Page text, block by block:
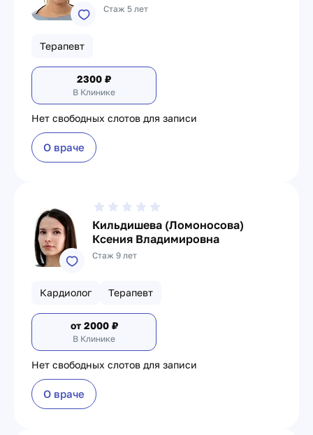
Стаж 5 лет
Терапевт
2300 ₽
В Клинике
Нет свободных слотов для записи
О враче
Кильдишева (Ломоносова)
Ксения Владимировна
Стаж 9 лет
Кардиолог Терапевт
от 2000₽
В Клинике
Нет свободных слотов для записи
О враче